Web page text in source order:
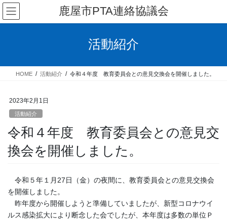
コ
ン
テ
ス
ナ
ビ
ゲ
ン
鹿屋市PTA連絡協議会
活動紹介
HOME 活動紹介 令和４年度 教育委員会との意見交換会を開催しました。
2023年2月1日
活動紹介
令和４年度 教育委員会との意見交
換会を開催しました。
令和５年１月27日（金）の夜間に、教育委員会との意見交換会
を開催しました。
昨年度から開催しようと準備していましたが、新型コロナウイ
ルス感染拡大により断念した会でしたが、本年度は多数の単位Ｐ